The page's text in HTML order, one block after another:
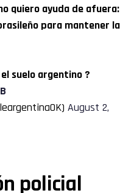
no quiero ayuda de afuera:
para mantener la
suelo argentino ?
August 2,
policial